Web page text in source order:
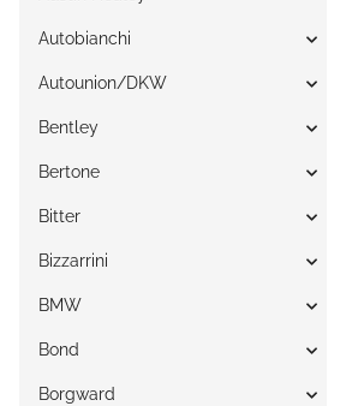
Autobianchi
Autounion/DKW
Bentley
Bertone
Bitter
Bizzarrini
BMW
Bond
Borgward